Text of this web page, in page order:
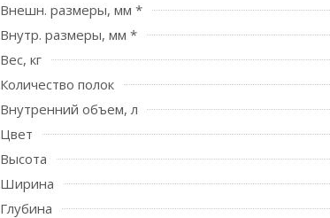
Внешн. размеры, мм *
Внутр. размеры, мм *
Вес, кг
Количество полок
Внутренний объем, л
Цвет
Высота
Ширина
Глубина